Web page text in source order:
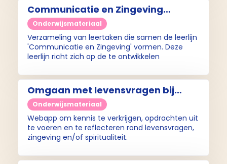
Communicatie en Zingeving
(leerlijn)
Onderwijsmateriaal
Verzameling van leertaken die samen de leerlijn
'Communicatie en Zingeving' vormen. Deze
leerlijn richt zich op de te ontwikkelen
communiceren over zingeving in de palliatieve
fase.
Omgaan met levensvragen bij
ouderen (app)
Onderwijsmateriaal
Webapp om kennis te verkrijgen, opdrachten uit
te voeren en te reflecteren rond levensvragen,
zingeving en/of spiritualiteit.